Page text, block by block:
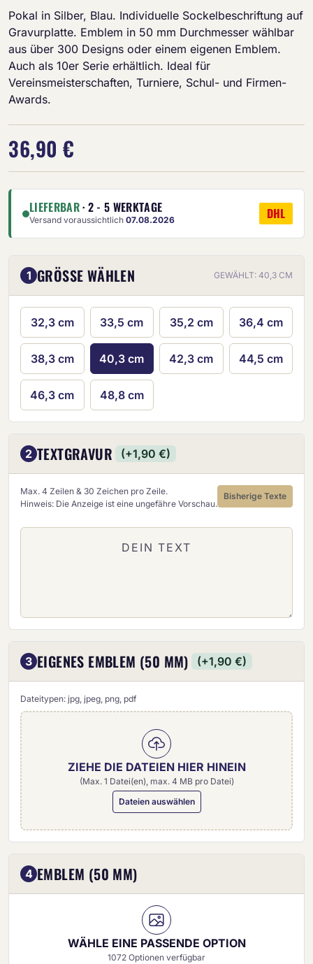
Pokal in Silber, Blau. Individuelle Sockelbeschriftung auf
Gravurplatte. Emblem in 50 mm Durchmesser wählbar
aus über 300 Designs oder einem eigenen Emblem.
Auch als 10er Serie erhältlich. Ideal für
Vereinsmeisterschaften, Turniere, Schul- und Firmen-
Awards.
36,90 €
LIEFERBAR· 2 - 5 WERKTAGE
Versand voraussichtlich 07.08.2026 DHL
1 GRÖSSE WÄHLEN GEWÄHLT: 40,3 CM
32,3 cm 33,5 cm 35,2 cm 36,4 cm
38,3 cm 40,3 cm 42,3 cm 44,5 cm
46,3 cm 48,8 cm
2 TEXTGRAVUR (+1,90 €)
Max. 4 Zeilen & 30 Zeichen pro Zeile.
Hinweis: Die Anzeige ist eine ungefähre Vorschau.
Bisherige Texte
3 EIGENES EMBLEM (50 MM) (+1,90 €)
Dateitypen: jpg, jpeg, png, pdf
ZIEHE DIE DATEIEN HIER HINEIN
(Max. 1 Datei(en), max. 4 MB pro Datei)
Dateien auswählen
4 EMBLEM (50 MM)
WÄHLE EINE PASSENDE OPTION
1072 Optionen verfügbar